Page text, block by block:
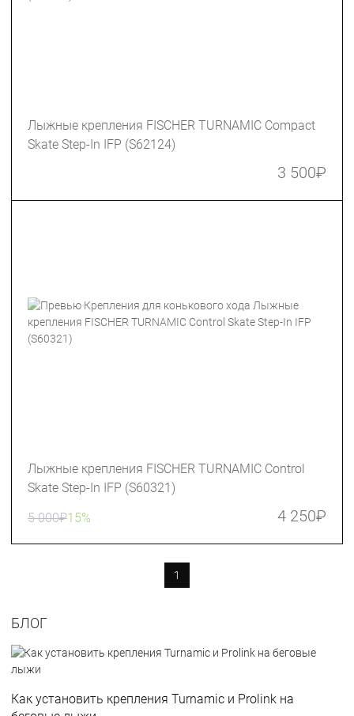
Лыжные крепления FISCHER TURNAMIC Сompact
Skate Step-In IFP (S62124)
3 500₽
Лыжные крепления FISCHER TURNAMIC Сontrol
Skate Step-In IFP (S60321)
5 000₽15% 4 250₽
1
БЛОГ
Как установить крепления Turnamic и Prolink на